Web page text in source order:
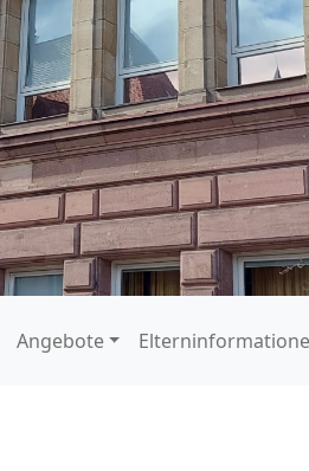
Angebote